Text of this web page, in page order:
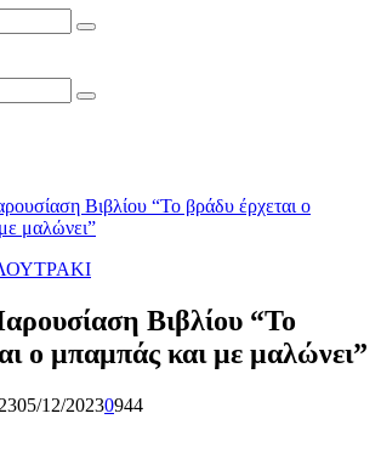
Search
Search
Βιβλίου “Το βράδυ έρχεται ο
μαλώνει”
Βιβλίου “Το
ο μπαμπάς και με μαλώνει”
05/12/20230944